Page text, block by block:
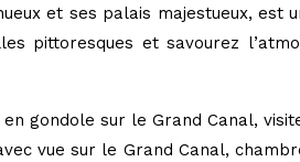
et ses palais majestueux,
pittoresques et savourez
en gondole sur le Grand Canal,
vue sur le Grand Canal,